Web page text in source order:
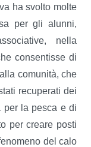
ha svolto molte
per gli alunni,
nella
consentisse di
comunità, che
recuperati dei
per la pesca e di
per creare posti
del calo